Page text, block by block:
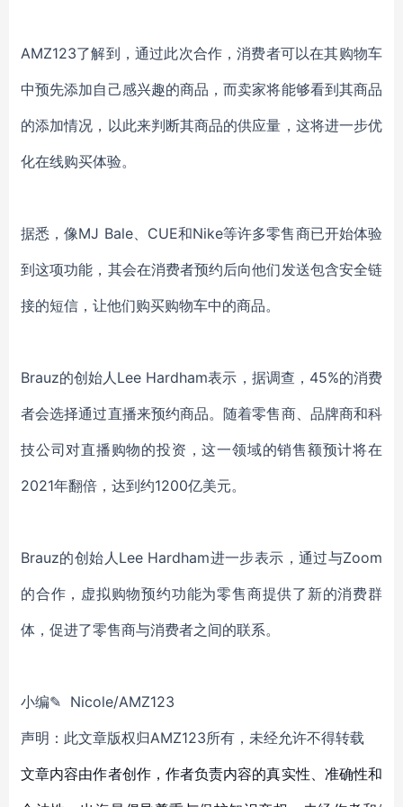
AMZ123了解到，通过此次合作，消费者可以在其购物车
中预先添加自己感兴趣的商品，而卖家将能够看到其商品
的添加情况，以此来判断其商品的供应量，这将进一步优
化在线购买体验。
据悉，像MJ Bale、CUE和Nike等许多零售商已开始体验
到这项功能，其会在消费者预约后向他们发送包含安全链
接的短信，让他们购买购物车中的商品。
Brauz的创始人Lee Hardham表示，据调查，45%的消费
者会选择通过直播来预约商品。随着零售商、品牌商和科
技公司对直播购物的投资，这一领域的销售额预计将在
2021年翻倍，达到约1200亿美元。
Brauz的创始人Lee Hardham进一步表示，通过与Zoom
的合作，虚拟购物预约功能为零售商提供了新的消费群
体，促进了零售商与消费者之间的联系。
小编✎ Nicole/AMZ123
声明：此文章版权归AMZ123所有，未经允许不得转载
文章内容由作者创作，作者负责内容的真实性、准确性和